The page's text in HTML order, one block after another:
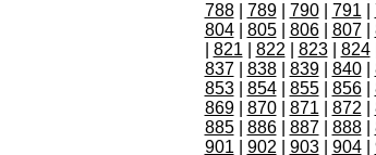
788| 789| 790| 791
804| 805| 806| 807|
821 822 823| 824|
837| 838| 839| 840|
853| 854| 855| 856|
869| 870| 871 872
885| 886| 887| 888|
901
902 903| 904|